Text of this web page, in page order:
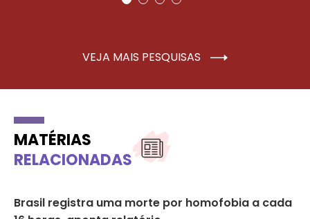
VEJA MAIS PESQUISAS
MATÉRIAS
RELACIONADAS
Brasil registra uma morte por homofobia a cada